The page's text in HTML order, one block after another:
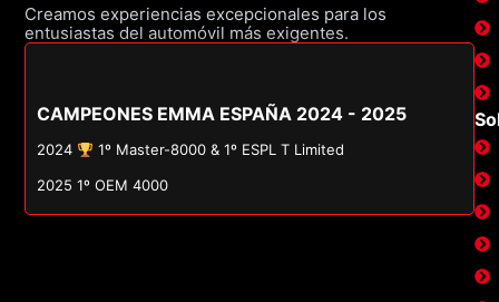
Creamos experiencias excepcionales para los
entusiastas del automóvil más exigentes.
CAMPEONES EMMA ESPAÑA 2024 - 2025
2024
1º Master-8000 & 1º ESPL T Limited
2025 1º OEM 4000